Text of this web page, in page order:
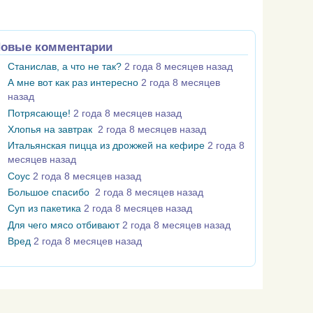
комментарии
Станислав, а что не так? 2 года 8 месяцев назад
А мне вот как раз интересно 2 года 8 месяцев
назад
Потрясающе! 2 года 8 месяцев назад
Хлопья на завтрак 2 года 8 месяцев назад
Итальянская пицца из дрожжей на кефире 2 года 8
месяцев назад
Соус 2 года 8 месяцев назад
Большое спасибо 2 года 8 месяцев назад
Суп из пакетика 2 года 8 месяцев назад
Для чего мясо отбивают 2 года 8 месяцев назад
Вред 2 года 8 месяцев назад